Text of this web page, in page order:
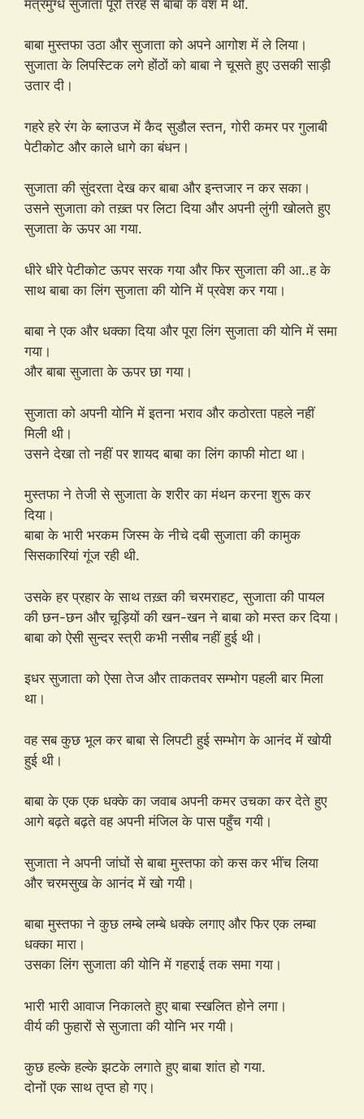
मंत्रमुग्ध सुजाता पूरी तरह से बाबा के वश में थी.
बाबा मुस्तफा उठा और सुजाता को अपने आगोश में ले लिया।
सुजाता के लिपस्टिक लगे होंठों को बाबा ने चूसते हुए उसकी साड़ी
उतार दी।
गहरे हरे रंग के ब्लाउज में कैद सुडौल स्तन, गोरी कमर पर गुलाबी
पेटीकोट और काले धागे का बंधन।
सुजाता की सुंदरता देख कर बाबा और इन्तजार न कर सका।
उसने सुजाता को तख़्त पर लिटा दिया और अपनी लुंगी खोलते हुए
सुजाता के ऊपर आ गया.
धीरे धीरे पेटीकोट ऊपर सरक गया और फिर सुजाता की आ..ह के
साथ बाबा का लिंग सुजाता की योनि में प्रवेश कर गया।
बाबा ने एक और धक्का दिया और पूरा लिंग सुजाता की योनि में समा
गया।
और बाबा सुजाता के ऊपर छा गया।
सुजाता को अपनी योनि में इतना भराव और कठोरता पहले नहीं
मिली थी।
उसने देखा तो नहीं पर शायद बाबा का लिंग काफी मोटा था।
मुस्तफा ने तेजी से सुजाता के शरीर का मंथन करना शुरू कर
दिया।
बाबा के भारी भरकम जिस्म के नीचे दबी सुजाता की कामुक
सिसकारियां गूंज रही थी.
उसके हर प्रहार के साथ तख़्त की चरमराहट, सुजाता की पायल
की छन-छन और चूड़ियों की खन-खन ने बाबा को मस्त कर दिया।
बाबा को ऐसी सुन्दर स्त्री कभी नसीब नहीं हुई थी।
इधर सुजाता को ऐसा तेज और ताकतवर सम्भोग पहली बार मिला
था।
वह सब कुछ भूल कर बाबा से लिपटी हुई सम्भोग के आनंद में खोयी
हुई थी।
बाबा के एक एक धक्के का जवाब अपनी कमर उचका कर देते हुए
आगे बढ़ते बढ़ते वह अपनी मंजिल के पास पहुँच गयी।
सुजाता ने अपनी जांघों से बाबा मुस्तफा को कस कर भींच लिया
और चरमसुख के आनंद में खो गयी।
बाबा मुस्तफा ने कुछ लम्बे लम्बे धक्के लगाए और फिर एक लम्बा
धक्का मारा।
उसका लिंग सुजाता की योनि में गहराई तक समा गया।
भारी भारी आवाज निकालते हुए बाबा स्खलित होने लगा।
वीर्य की फुहारों से सुजाता की योनि भर गयी।
कुछ हल्के हल्के झटके लगाते हुए बाबा शांत हो गया.
दोनों एक साथ तृप्त हो गए।